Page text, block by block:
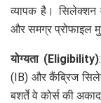
व्यापक है। सिलेक्शन
और समग्र प्रोफाइल
योग्यता (Eligibility)
(IB) और कैंब्रिज
बशर्ते वे कोर्स की